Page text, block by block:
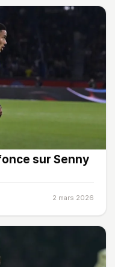
sur Senny
2 mars 2026